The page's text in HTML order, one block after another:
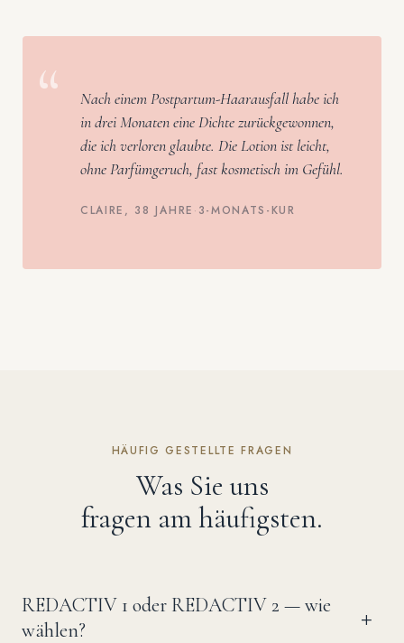
“
Nach einem Postpartum-Haarausfall habe ich
in drei Monaten eine Dichte zurückgewonnen,
die ich verloren glaubte. Die Lotion ist leicht,
ohne Parfümgeruch, fast kosmetisch im Gefühl.
CLAIRE, 38 JAHRE · 3-MONATS-KUR
HÄUFIG GESTELLTE FRAGEN
Was Sie uns
fragen am häufigsten.
REDACTIV 1 oder REDACTIV 2 — wie
wählen?